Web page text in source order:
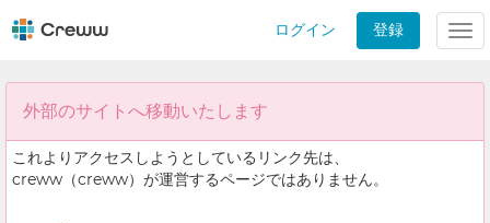
ログイン 登録
外部のサイトへ移動いたします
これよりアクセスしようとしているリンク先は、
creww（creww）が運営するページではありません。